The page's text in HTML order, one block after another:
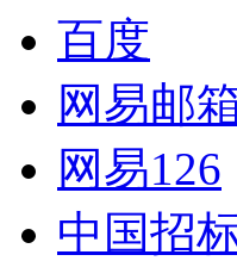
百度
网易邮
网易126
中国招